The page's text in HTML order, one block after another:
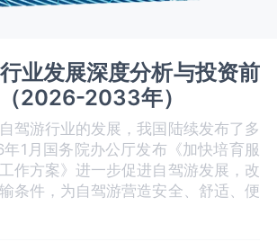
业发展深度分析与投资前
2026-2033年）
驾游行业的发展，我国陆续发布了多
1月国务院办公厅发布《加快培育服
作方案》进一步促进自驾游发展，改
条件，为自驾游营造安全、舒适、便